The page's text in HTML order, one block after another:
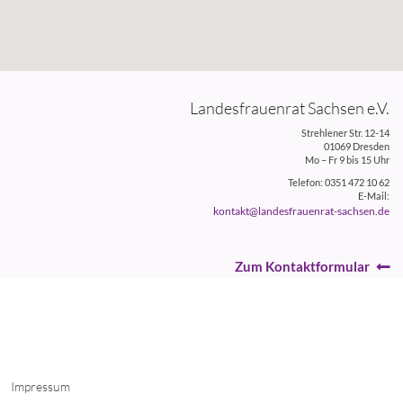
Landesfrauenrat Sachsen e.V.
Strehlener Str. 12-14
01069 Dresden
Mo – Fr 9 bis 15 Uhr
Telefon: 0351 472 10 62
E-Mail:
kontakt@landesfrauenrat-sachsen.de
Zum Kontaktformular
Impressum